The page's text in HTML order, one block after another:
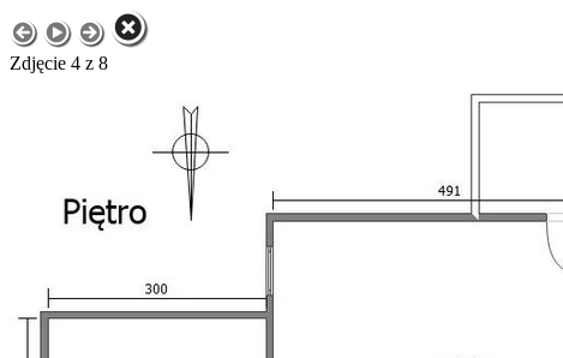
Zdjęcie 4 z 8